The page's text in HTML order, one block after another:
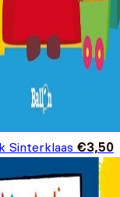
Sinterklaas €3,50